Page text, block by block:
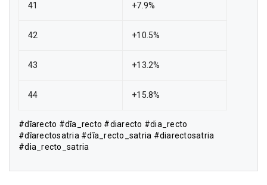
41 +7.9%
42 +10.5%
43 +13.2%
44 +15.8%
#dĩarecto #dĩa_recto #diarecto #dia_recto
#dĩarectosatria #dĩa_recto_satria #diarectosatria
#dia_recto_satria